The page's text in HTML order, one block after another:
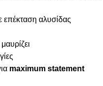
αλυσίδας
maximum statement